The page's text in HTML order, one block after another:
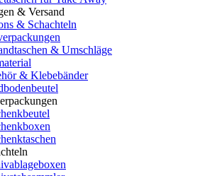
& Versand
& Schachteln
& Umschläge
& Klebebänder